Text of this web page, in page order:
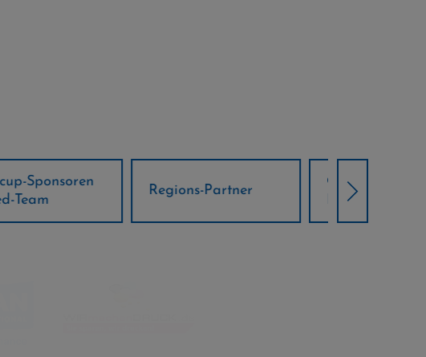
Regions-Partner
Örtliche Weltcup-
Klima